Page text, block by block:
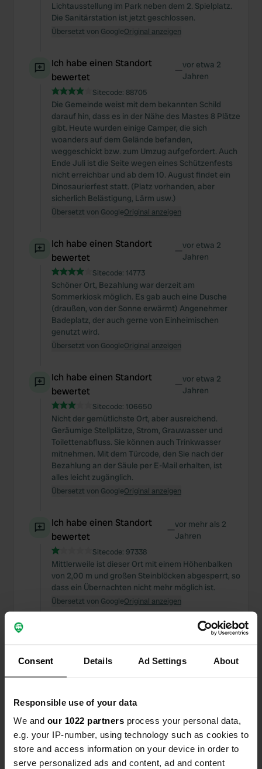
Consent Details Ad Settings About
Responsible use of your data
We and our 1022 partners process your personal data,
e.g. your IP-number, using technology such as cookies to
store and access information on your device in order to
serve personalized ads and content, ad and content
Lichtausstellung im Park neben dem 2. Spielplatz.
Die Sanitärstation ist jetzt geschlossen.
Übersetzt von GoogleOriginal anzeigen
Ich habe einen Standort
bewertet
—vor etwa 2
Jahren
Sitecode: 88705
Die Gemeinde weist mit dem bekannten Schild
darauf hin, dass es in der Nähe des Mastes 8 Plätze
gibt. Heute wurden einige Camper, die sich
woanders auf dem Gelände befanden,
weggeschickt bzw. zum Umzug aufgefordert. Auch
Ende Juli ist die Seite wegen eines Schützenfests
nicht erreichbar und ab dem 10. August findet ein
Dinosaurierfest statt. (Platz vorhanden, aber
sicherlich Belästigung, Lärm usw.)
Übersetzt von GoogleOriginal anzeigen
Ich habe einen Standort
bewertet
—vor etwa 2
Jahren
Sitecode: 14773
Schöner Ort, Bezahlung war derzeit am
Sommerkiosk möglich. Es gab auch eine Dusche
(draußen, von der Sonne erwärmt) Angenehmer
Badeplatz, der auch gerne von Einheimischen
genutzt wird.
Übersetzt von GoogleOriginal anzeigen
Ich habe einen Standort
bewertet
—vor etwa 2
Jahren
Sitecode: 106650
Nicht der gemütlichste Ort, aber ausreichend.
Geräumige Stellplätze, Strom, Grauwasser und
Toilettenabfluss. Sie können auch Trinkwasser
mitnehmen. Mit dem Türcode, den Sie nach der
Bezahlung an der Säule per E-Mail erhalten, ist
alles leicht zugänglich.
Übersetzt von GoogleOriginal anzeigen
Ich habe einen Standort
bewertet
—vor mehr als 2
Jahren
Sitecode: 97338
Mittlerweile ist dieser Ort mit einem Höhenbalken
von 2,00 m und großen Steinblöcken abgesperrt, so
dass ein Übernachten nicht mehr möglich ist.
Übersetzt von GoogleOriginal anzeigen
vor fast 3
Sitecode: 104425
Schöner Ort zum Stehen. Schöne Aussicht vom
Schwimmen und SUP direkt hinter dem Spot. Auch
schöne Spielgeräte am Strand für jüngere Kinder.
Unsere Teenager geben eine große Acht.
Übersetzt von Google Original anzeigen
Ich habe einen Standort